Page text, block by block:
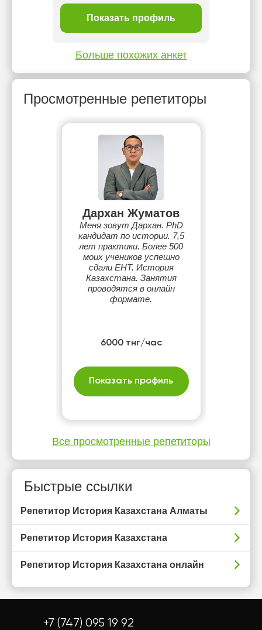
Показать профиль
Больше похожих анкет
Просмотренные репетиторы
Дархан Жуматов
Меня зовут Дархан. PhD
кандидат по истории. 7,5
лет практики. Более 500
моих учеников успешно
сдали ЕНТ. История
Казахстана. Занятия
проводятся в онлайн
формате.
6000 тнг/час
Показать профиль
Все просмотренные репетиторы
Быстрые ссылки
Репетитор История Казахстана Алматы
Репетитор История Казахстана
Репетитор История Казахстана онлайн
+7 (747) 095 19 92